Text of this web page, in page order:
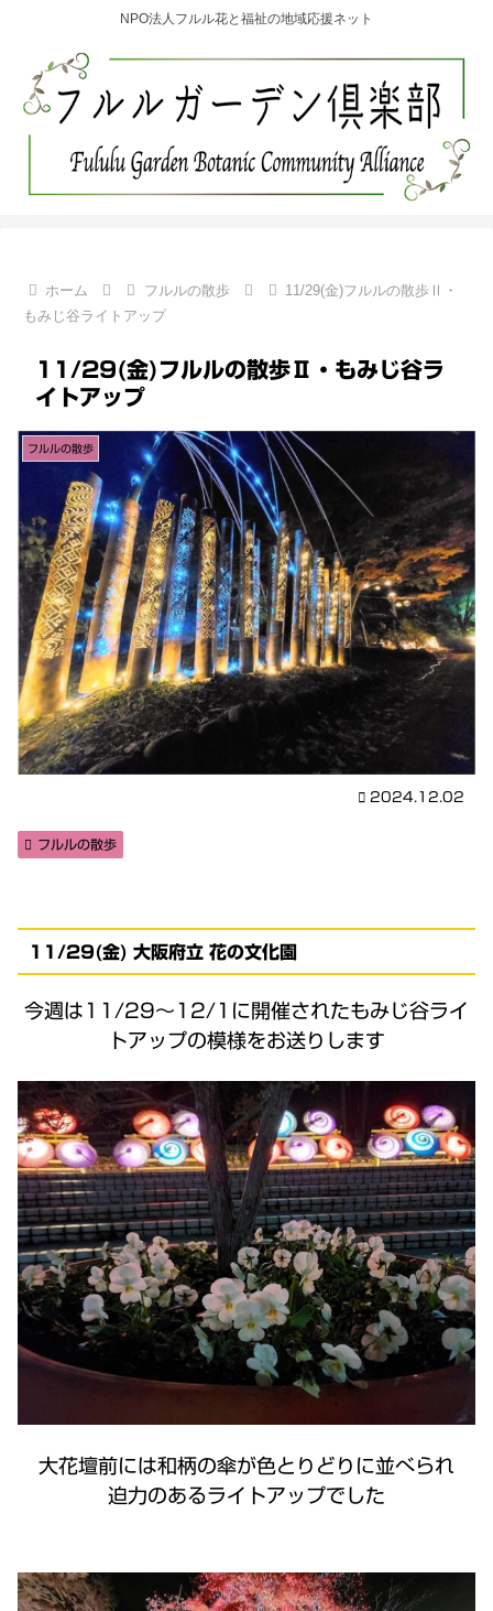
NPO法人フルル花と福祉の地域応援ネット
ホーム フルルの散歩
11/29(金)フルルの散歩Ⅱ・
もみじ谷ライトアップ
11/29(金)フルルの散歩Ⅱ・もみじ谷ラ
イトアップ
フルルの散歩
2024.12.02
フルルの散歩
11/29(金) 大阪府立 花の文化園
今週は11/29～12/1に開催されたもみじ谷ライ
トアップの模様をお送りします
大花壇前には和柄の傘が色とりどりに並べられ
迫力のあるライトアップでした